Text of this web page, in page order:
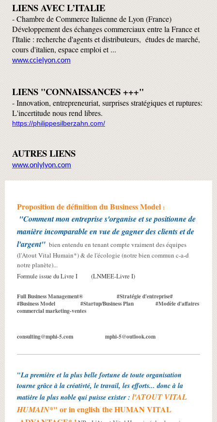
LIENS AVEC L’ITALIE
-Chambre de Commerce Italienne de Lyon (France)
Développement des échanges commerciaux entre la France et
l'Italie : recherche d'agents et distributeurs, études de marché,
cours d'italien, espace emploi et ...
www.ccielyon.com
LIENS "CONNAISSANCES +++"
-Innovation, entrepreneuriat, surprises stratégiques et ruptures:
L'incertitude nous rend libres.
https://philippesilberzahn.com/
AUTRES LIENS
www.onlylyon.com
Proposition de définition du Business Model :
"Comment mon entreprise s'organise et se positionne de
manière incomparable en vue de gagner des clients et de
l'argent" bien entendu en tenant compte vraiment des équipes
(l'Atout Vital Humain*) & de l'écologie (notre bien commun c-a-d
notre planète)...
Formule issue du Livre I (LNMEE-Livre I)
Full Business Management® #Stratégie d'entreprise#
#Business Model #Startup/Business Plan #Modèle d'affaires
commercial marketing-ventes
consulting@mphi-5.com mphi-5@outlook.com
"La première et la plus belle fortune de toute organisation
tourne grâce à la créativté, le travail, les efforts... donc à la
matière la plus noble qui puisse exister : l'ATOUT VITAL
HUMAIN*" or in english the HUMAN VITAL